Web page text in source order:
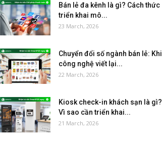
Bán lẻ đa kênh là gì? Cách thức
triển khai mô...
23 March, 2026
Chuyển đổi số ngành bán lẻ: Khi
công nghệ viết lại...
22 March, 2026
Kiosk check-in khách sạn là gì?
Vì sao cần triển khai...
21 March, 2026